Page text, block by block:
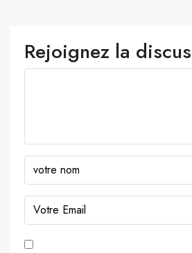
Rejoignez la